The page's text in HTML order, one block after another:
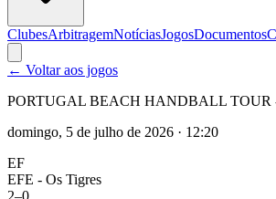
ClubesArbitragemNotíciasJogosDocumentos
← Voltar aos jogos
PORTUGAL BEACH HANDBALL TOUR
domingo, 5 de julho de 2026 · 12:20
EF
EFE - Os Tigres
2–0